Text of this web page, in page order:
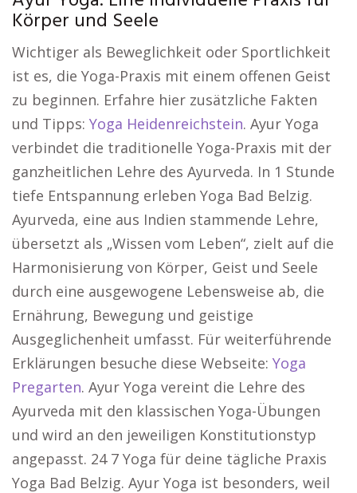
Körper und Seele
Wichtiger als Beweglichkeit oder Sportlichkeit
ist es, die Yoga-Praxis mit einem offenen Geist
zu beginnen. Erfahre hier zusätzliche Fakten
und Tipps: Yoga Heidenreichstein. Ayur Yoga
verbindet die traditionelle Yoga-Praxis mit der
ganzheitlichen Lehre des Ayurveda. In 1 Stunde
tiefe Entspannung erleben Yoga Bad Belzig.
Ayurveda, eine aus Indien stammende Lehre,
übersetzt als „Wissen vom Leben“, zielt auf die
Harmonisierung von Körper, Geist und Seele
durch eine ausgewogene Lebensweise ab, die
Ernährung, Bewegung und geistige
Ausgeglichenheit umfasst. Für weiterführende
Erklärungen besuche diese Webseite: Yoga
Pregarten. Ayur Yoga vereint die Lehre des
Ayurveda mit den klassischen Yoga-Übungen
und wird an den jeweiligen Konstitutionstyp
angepasst. 24 7 Yoga für deine tägliche Praxis
Yoga Bad Belzig. Ayur Yoga ist besonders, weil